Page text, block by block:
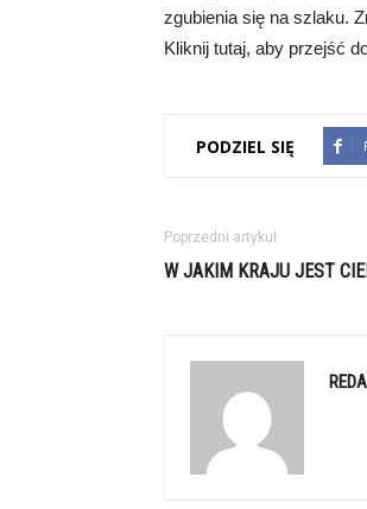
zgubienia się na szlaku.
Kliknij tutaj, aby przejść
PODZIEL SIĘ
Poprzedni artykuł
W JAKIM KRAJU JEST